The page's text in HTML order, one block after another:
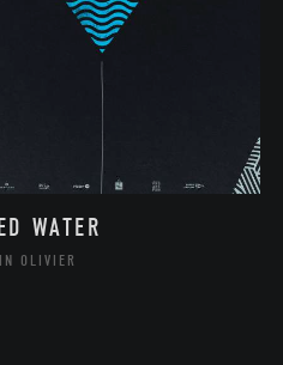
WATER
OLIVIER